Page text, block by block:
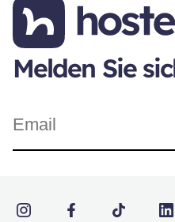
Melden Sie